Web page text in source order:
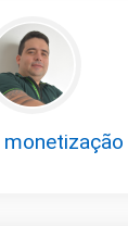
monetização